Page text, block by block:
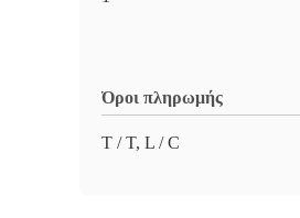
Όροι πληρωμής
T / T, L / C